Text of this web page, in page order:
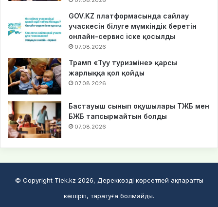
GOV.KZ платформасында сайлау
учаскесін білуге мүмкіндік беретін
онлайн-сервис іске қосылды
07.08.2026
Трамп «Туу туризміне» қарсы
жарлыққа қол қойды
07.08.2026
Бастауыш сынып оқушылары ТЖБ мен
БЖБ тапсырмайтын болды
07.08.2026
© Copyright Tiek.kz 2026, Дереккөзді көрсетпей ақпаратты
көшіріп, таратуға болмайды.